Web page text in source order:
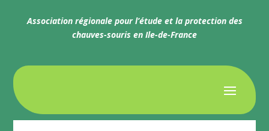
Association régionale pour l’étude et la protection des
chauves-souris en Ile-de-France